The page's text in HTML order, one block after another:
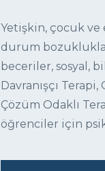
Yetişkin, çocuk
durum
beceriler, sosyal,
Davranışçı
Çözüm Odaklı
öğrenciler için